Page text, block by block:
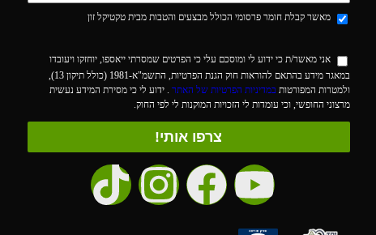
מאשר קבלת חומר פרסומי הכולל מבצעים והטבות מבית טקטיקל זון
אני מאשר/ת כי ידוע לי ומוסכם עלי כי הפרטים שמסרתי ייאספו, יוחזקו ויעובדו
במאגר מידע בהתאם להוראות חוק הגנת הפרטיות, התשמ"א-1981 (כולל תיקון 13),
ולמטרות המפורטות במדיניות הפרטיות של האתר . ידוע לי כי מסירת המידע נעשית
מרצוני החופשי, וכי עומדות לי הזכויות המוקנות לי לפי החוק.
צרפו אותי!